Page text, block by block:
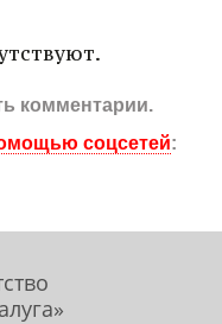
комментарии.
соцсетей: